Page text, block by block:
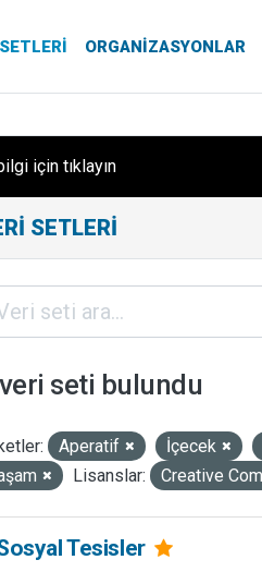
ORGANIZASYONLAR
için tıklayın
SETLERI
seti bulundu
Aperatif İçecek
Lisanslar: Creative
Tesisler